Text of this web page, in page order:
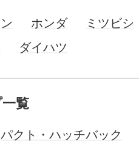
ホンダ
ミツビシ
ダイハツ
覧
クト・ハッチバック